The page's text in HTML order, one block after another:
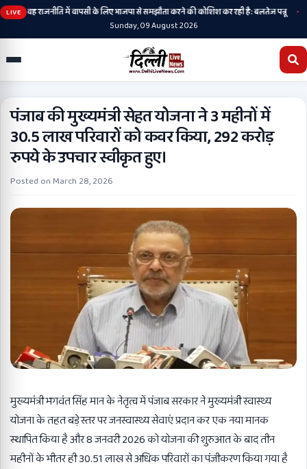
LIVE
अब वह राजनीति में वापसी के लिए भाजपा से समझौता करने की कोशिश कर रही है: बलतेज पन्नू •
Sunday, 09 August 2026
पंजाब की मुख्यमंत्री सेहत योजना ने 3 महीनों में
30.5 लाख परिवारों को कवर किया, 292 करोड़
रुपये के उपचार स्वीकृत हुए।
Posted on March 28, 2026
मुख्यमंत्री भगवंत सिंह मान के नेतृत्व में पंजाब सरकार ने मुख्यमंत्री स्वास्थ्य
योजना के तहत बड़े स्तर पर जनस्वास्थ्य सेवाएं प्रदान कर एक नया मानक
स्थापित किया है और8जनवरी2026को योजना की शुरुआत के बाद तीन
महीनों के भीतर ही30.51लाख से अधिक परिवारों का पंजीकरण किया गया है